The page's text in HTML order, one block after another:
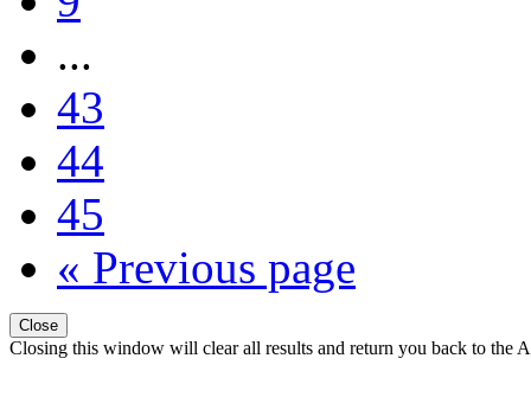
...
43
44
45
« Previous page
Close
Closing this window will clear all results and return you back to the